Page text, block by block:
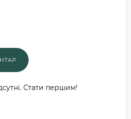
Стати першим!